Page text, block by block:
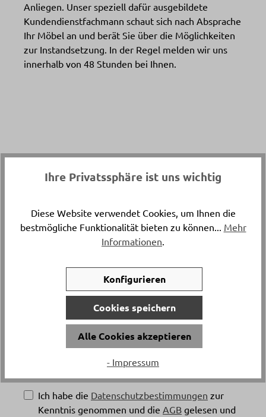
Anliegen. Unser speziell dafür ausgebildete
Kundendienstfachmann schaut sich nach Absprache
Ihr Möbel an und berät Sie über die Möglichkeiten
zur Instandsetzung. In der Regel melden wir uns
innerhalb von 48 Stunden bei Ihnen.
Anrede Vorname* Nachname
Ihre Mitteilung*
Telefonnummer
Ich habe die Datenschutzbestimmungen zur
Kenntnis genommen und die AGB gelesen und
Ihre Privatssphäre ist uns wichtig
Diese Website verwendet Cookies, um Ihnen die
bestmögliche Funktionalität bieten zu können... Mehr
Informationen
Konfigurieren
Cookies speichern
Alle Cookies akzeptieren
- Impressum